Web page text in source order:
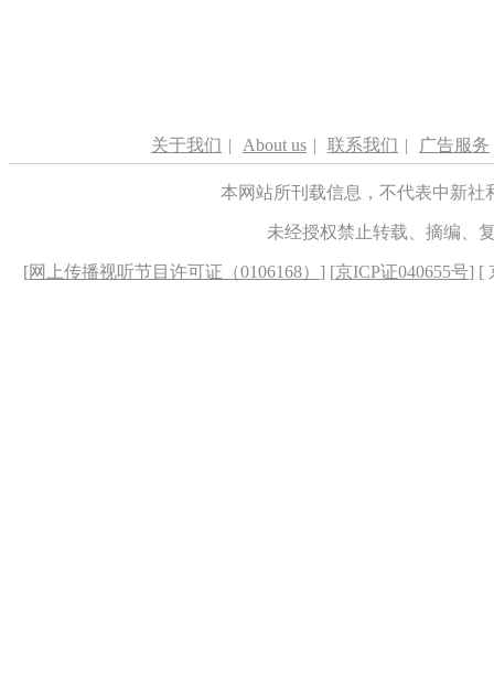
关于我们 | About us | 联系我们 | 广告服务
本网站所刊载信息，不代表中新
未经授权禁止转载、摘编、
[网上传播视听节目许可证（0106168） ] [京ICP证040655号] [